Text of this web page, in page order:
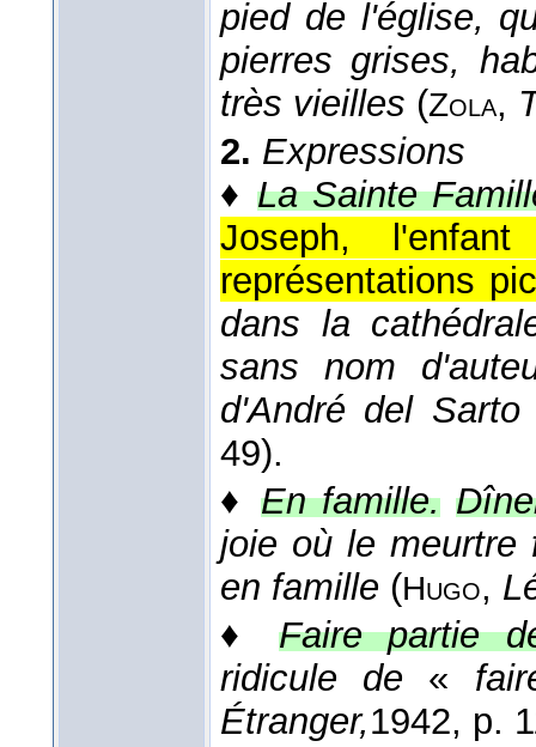
pied de l'église,
pierres grises,
très vieilles (Zola,
2. Expressions
♦ La Sainte
Joseph,
représentations
dans la
sans nom
d'André del Sarto
49).
♦ En famille.
joie où le meurtre
en famille (Hugo,
♦Faire partie
ridicule de «
Étranger,1942, p.